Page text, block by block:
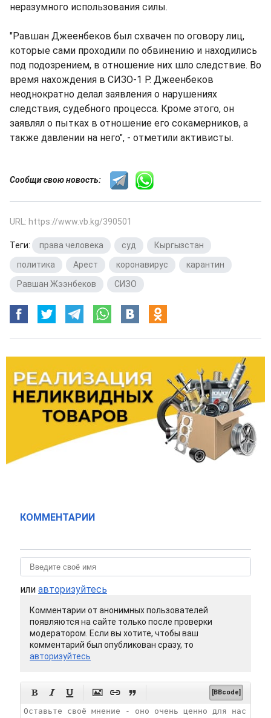
неразумного использования силы.
"Равшан Джеенбеков был схвачен по оговору лиц,
которые сами проходили по обвинению и находились
под подозрением, в отношение них шло следствие. Во
время нахождения в СИЗО-1 Р. Джеенбеков
неоднократно делал заявления о нарушениях
следствия, судебного процесса. Кроме этого, он
заявлял о пытках в отношение его сокамерников, а
также давлении на него", - отметили активисты.
Сообщи свою новость:
URL: https://www.vb.kg/390501
Теги: права человека суд Кыргызстан
политика
Арест коронавирус карантин
Равшан Жээнбеков
СИЗО
КОММЕНТАРИИ
или авторизуйтесь
Комментарии от анонимных пользователей
появляются на сайте только после проверки
модератором. Если вы хотите, чтобы ваш
комментарий был опубликован сразу, то
авторизуйтесь
      [BBcode]